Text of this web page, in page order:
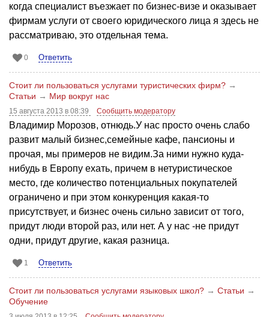
когда специалист въезжает по бизнес-визе и оказывает
фирмам услуги от своего юридического лица я здесь не
рассматриваю, это отдельная тема.
0 Ответить
Стоит ли пользоваться услугами туристических фирм? →
Статьи → Мир вокруг нас
15 августа 2013 в 08:39 Сообщить модератору
Владимир Морозов, отнюдь.У нас просто очень слабо
развит малый бизнес,семейные кафе, пансионы и
прочая, мы примеров не видим.За ними нужно куда-
нибудь в Европу ехать, причем в нетуристическое
место, где количество потенциальных покупателей
ограничено и при этом конкуренция какая-то
присутствует, и бизнес очень сильно зависит от того,
придут люди второй раз, или нет. А у нас -не придут
одни, придут другие, какая разница.
1 Ответить
Стоит ли пользоваться услугами языковых школ? → Статьи →
Обучение